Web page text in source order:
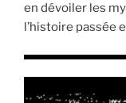
en dévoiler les
l’histoire passée